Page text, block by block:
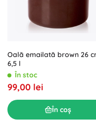
Oală emailată brown 26
6,5 l
În stoc
99,00 lei
În coș